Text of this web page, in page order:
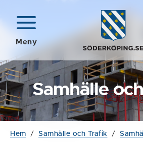
Meny
Samhälle
Hem / Samhälle och Trafik /